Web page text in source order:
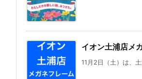
イオン土浦店メ
11月2日（土）は、